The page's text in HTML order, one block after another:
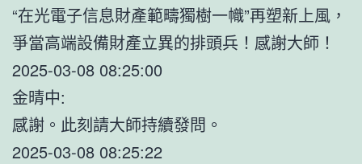
“在光電子信息財產範疇獨樹一幟”再塑新上風，
爭當高端設備財產立異的排頭兵！感謝大師！
2025-03-08 08:25:00
金晴中:
感謝。此刻請大師持續發問。
2025-03-08 08:25:22